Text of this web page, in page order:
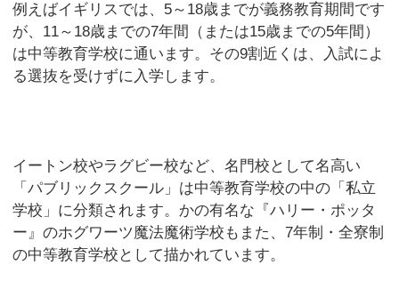
例えばイギリスでは、5～18歳までが義務教育期間です
が、11～18歳までの7年間（または15歳までの5年間）
は中等教育学校に通います。その9割近くは、入試によ
る選抜を受けずに入学します。
イートン校やラグビー校など、名門校として名高い
「パブリックスクール」は中等教育学校の中の「私立
学校」に分類されます。かの有名な『ハリー・ポッタ
ー』のホグワーツ魔法魔術学校もまた、7年制・全寮制
の中等教育学校として描かれています。